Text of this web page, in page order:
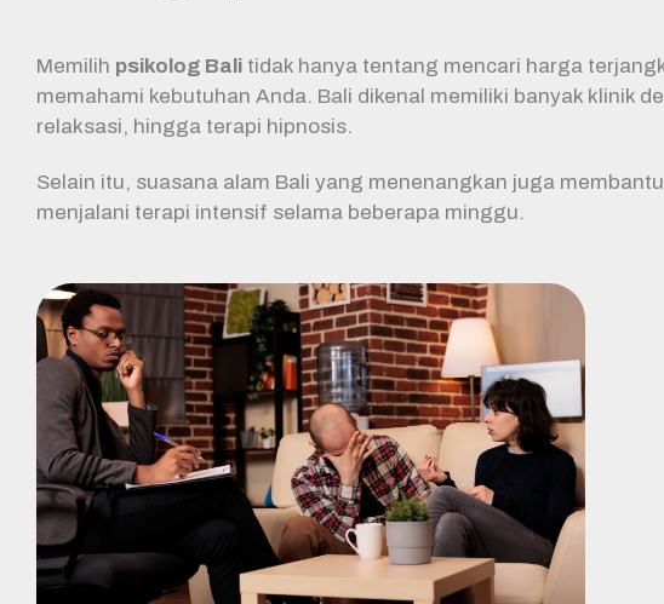
Memilih psikolog Bali tidak hanya tentang mencari harga
memahami kebutuhan Anda. Bali dikenal memiliki banyak klinik
relaksasi, hingga terapi hipnosis.
Selain itu, suasana alam Bali yang menenangkan juga
menjalani terapi intensif selama beberapa minggu.